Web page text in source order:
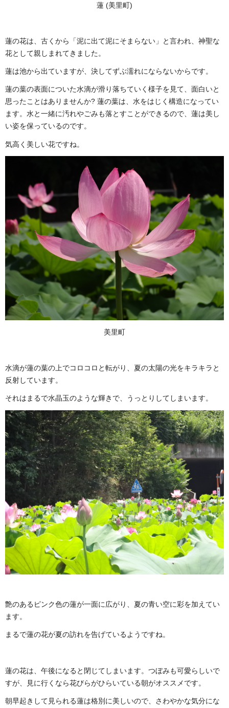
蓮 (美里町)
蓮の花は、古くから「泥に出て泥にそまらない」と言われ、神聖な
花として親しまれてきました。
蓮は池から出ていますが、決してずぶ濡れにならないからです。
蓮の葉の表面についた水滴が滑り落ちていく様子を見て、面白いと
思ったことはありませんか? 蓮の葉は、水をはじく構造になってい
ます。水と一緒に汚れやごみも落とすことができるので、蓮は美し
い姿を保っているのです。
気高く美しい花ですね。
美里町
水滴が蓮の葉の上でコロコロと転がり、夏の太陽の光をキラキラと
反射しています。
それはまるで水晶玉のような輝きで、うっとりしてしまいます。
艶のあるピンク色の蓮が一面に広がり、夏の青い空に彩を加えてい
ます。
まるで蓮の花が夏の訪れを告げているようですね。
蓮の花は、午後になると閉じてしまいます。つぼみも可愛らしいで
すが、見に行くなら花びらがひらいている朝がオススメです。
朝早起きして見られる蓮は格別に美しいので、さわやかな気分にな